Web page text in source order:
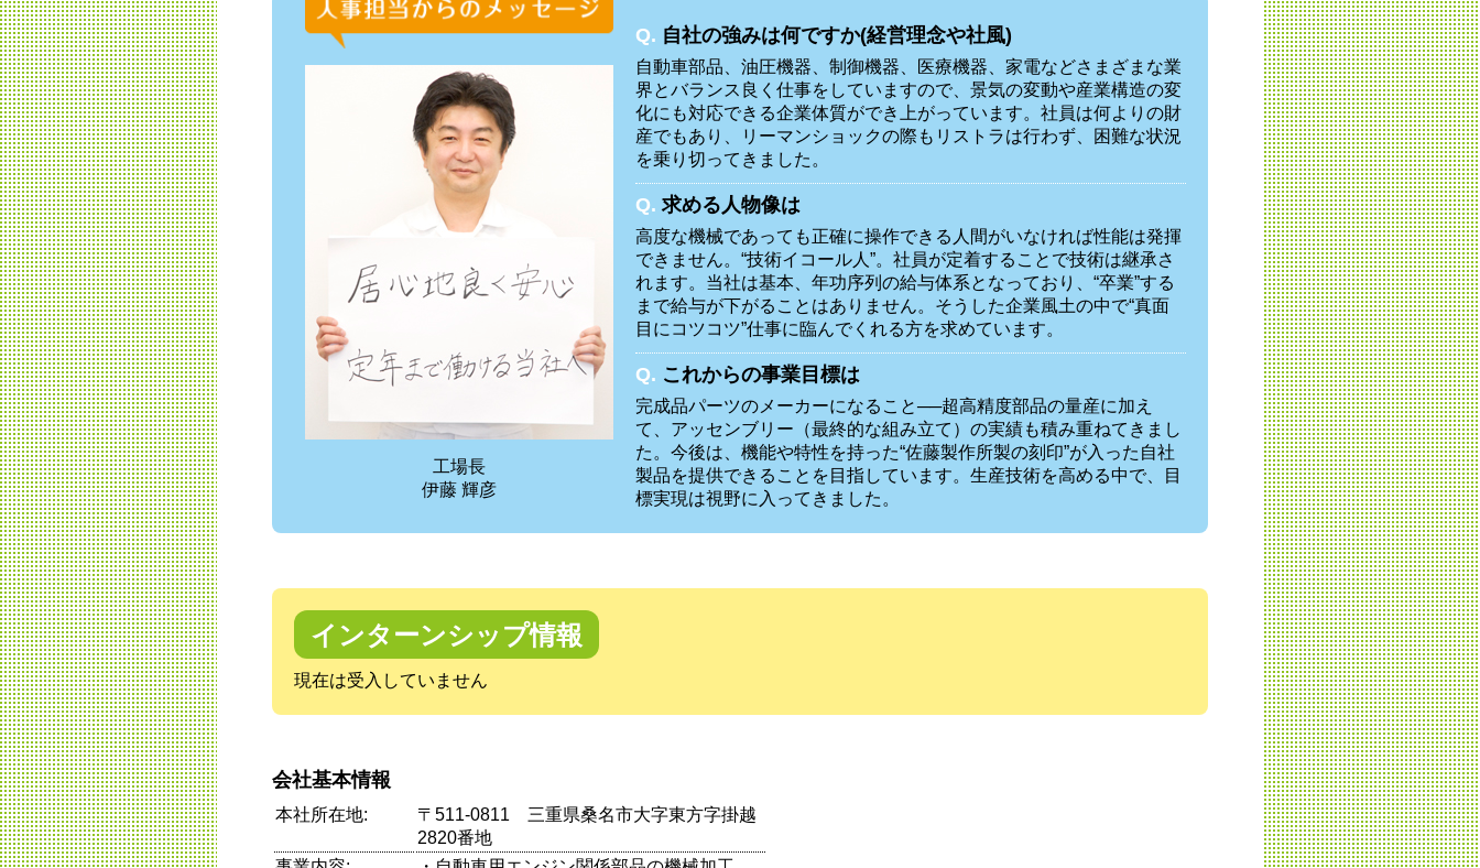
工場長
伊藤 輝彦
Q. 自社の強みは何ですか(経営理念や社風)
自動車部品、油圧機器、制御機器、医療機器、家電などさまざまな業
界とバランス良く仕事をしていますので、景気の変動や産業構造の変
化にも対応できる企業体質ができ上がっています。社員は何よりの財
産でもあり、リーマンショックの際もリストラは行わず、困難な状況
を乗り切ってきました。
Q. 求める人物像は
高度な機械であっても正確に操作できる人間がいなければ性能は発揮
できません。“技術イコール人”。社員が定着することで技術は継承さ
れます。当社は基本、年功序列の給与体系となっており、“卒業”する
まで給与が下がることはありません。そうした企業風土の中で“真面
目にコツコツ”仕事に臨んでくれる方を求めています。
Q. これからの事業目標は
完成品パーツのメーカーになること──超高精度部品の量産に加え
て、アッセンブリー（最終的な組み立て）の実績も積み重ねてきまし
た。今後は、機能や特性を持った“佐藤製作所製の刻印”が入った自社
製品を提供できることを目指しています。生産技術を高める中で、目
標実現は視野に入ってきました。
インターンシップ情報
現在は受入していません
会社基本情報
本社所在地:
〒511-0811 三重県桑名市大字東方字掛越
2820番地